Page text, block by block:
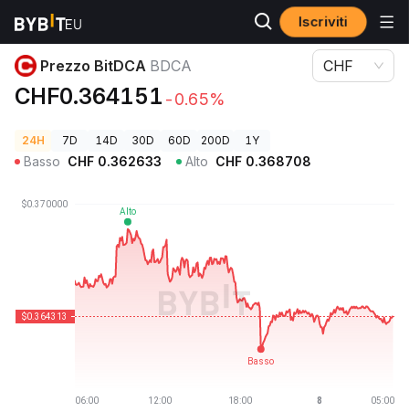
Iscriviti
Prezzi Crypto
Prezzo BitDCA BDCA
CHF0.364151 -0.65%
CHF
24H 7D 14D 30D 60D 200D 1Y
Basso CHF 0.362633 Alto CHF 0.368708